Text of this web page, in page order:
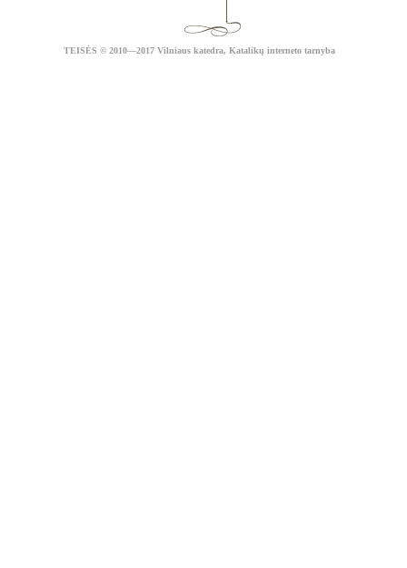
TEISĖS © 2010—2017 Vilniaus katedra, Katalikų interneto tarnyba